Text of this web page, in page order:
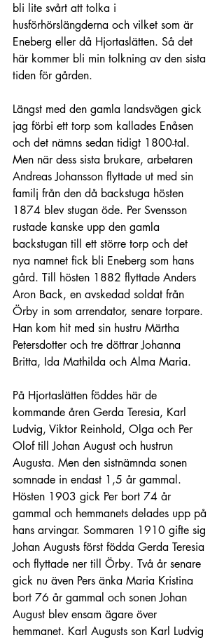
bli lite svårt att tolka i
husförhörslängderna och vilket som är
Eneberg eller då Hjortaslätten. Så det
här kommer bli min tolkning av den sista
tiden för gården.
Längst med den gamla landsvägen gick
jag förbi ett torp som kallades Enåsen
och det nämns sedan tidigt 1800-tal.
Men när dess sista brukare, arbetaren
Andreas Johansson flyttade ut med sin
familj från den då backstuga hösten
1874 blev stugan öde. Per Svensson
rustade kanske upp den gamla
backstugan till ett större torp och det
nya namnet fick bli Eneberg som hans
gård. Till hösten 1882 flyttade Anders
Aron Back, en avskedad soldat från
Örby in som arrendator, senare torpare.
Han kom hit med sin hustru Märtha
Petersdotter och tre döttrar Johanna
Britta, Ida Mathilda och Alma Maria.
På Hjortaslätten föddes här de
kommande åren Gerda Teresia, Karl
Ludvig, Viktor Reinhold, Olga och Per
Olof till Johan August och hustrun
Augusta. Men den sistnämnda sonen
somnade in endast 1,5 år gammal.
Hösten 1903 gick Per bort 74 år
gammal och hemmanets delades upp på
hans arvingar. Sommaren 1910 gifte sig
Johan Augusts först födda Gerda Teresia
och flyttade ner till Örby. Två år senare
gick nu även Pers änka Maria Kristina
bort 76 år gammal och sonen Johan
August blev ensam ägare över
hemmanet. Karl Augusts son Karl Ludvig